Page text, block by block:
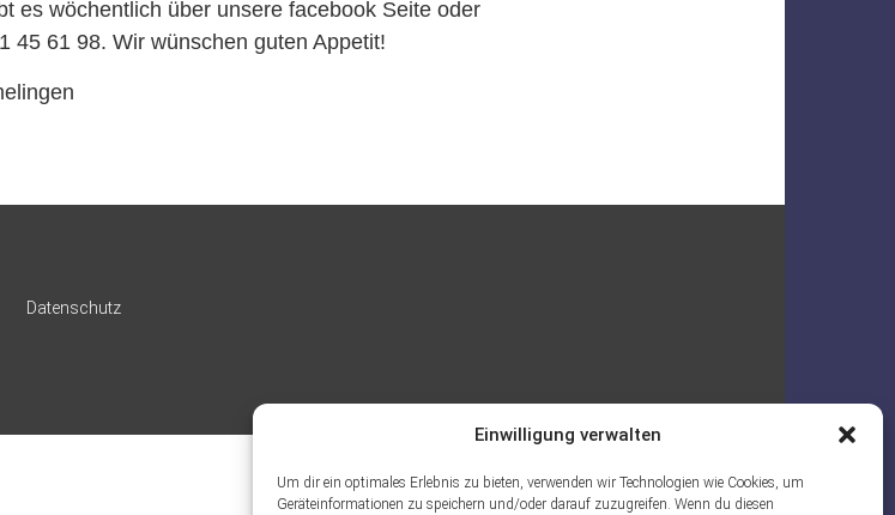
Einwilligung verwalten
Um dir ein optimales Erlebnis zu bieten, verwenden wir Technologien wie Cookies, um
Geräteinformationen zu speichern und/oder darauf zuzugreifen. Wenn du diesen
es wöchentlich über unsere facebook Seite oder
45 61 98. Wir wünschen guten Appetit!
Datenschutz